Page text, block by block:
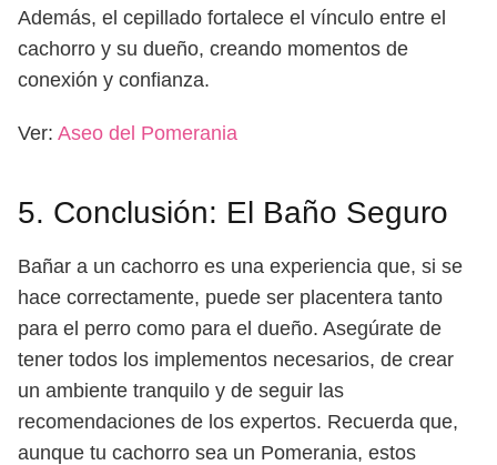
Además, el cepillado fortalece el vínculo entre el
cachorro y su dueño, creando momentos de
conexión y confianza.
Ver: Aseo del Pomerania
5. Conclusión: El Baño Seguro
Bañar a un cachorro es una experiencia que, si se
hace correctamente, puede ser placentera tanto
para el perro como para el dueño. Asegúrate de
tener todos los implementos necesarios, de crear
un ambiente tranquilo y de seguir las
recomendaciones de los expertos. Recuerda que,
aunque tu cachorro sea un Pomerania, estos